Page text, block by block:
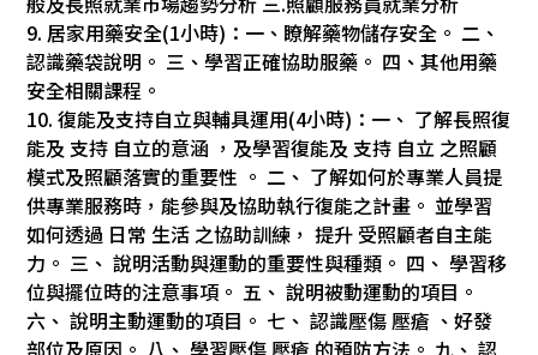
9. 居家用藥安全(1小時)：一、瞭解藥物儲存安全。 二、
認識藥袋說明。 三、學習正確協助服藥。 四、其他用藥
安全相關課程。
10. 復能及支持自立與輔具運用(4小時)：一、 了解長照復
能及 支持 自立的意涵 ，及學習復能及 支持 自立 之照顧
模式及照顧落實的重要性 。 二、 了解如何於專業人員提
供專業服務時，能參與及協助執行復能之計畫。 並學習
如何透過 日常 生活 之協助訓練， 提升 受照顧者自主能
力。 三、 說明活動與運動的重要性與種類。 四、 學習移
位與擺位時的注意事項。 五、 說明被動運動的項目。
六、 說明主動運動的項目。 七、 認識壓傷 壓瘡 、好發
部位及原因。 八、 學習壓傷 壓瘡 的預防方法。 九、 認